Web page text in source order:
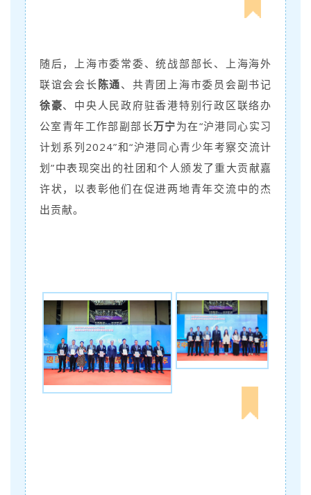
随后，
上海市委常委、统战部部长、上海海外
联谊会会长 陈通、共青团上海市委员会副书记
徐豪、中央人民政府驻香港特别行政区联络办
公室青年工作部副部长万宁为在“沪港同心实习
计划系列2024”和“沪港同心青少年考察交流计
划”中表现突出的社团和个人颁发了重大贡献嘉
许状，以表彰他们在促进两地青年交流中的杰
出贡献。